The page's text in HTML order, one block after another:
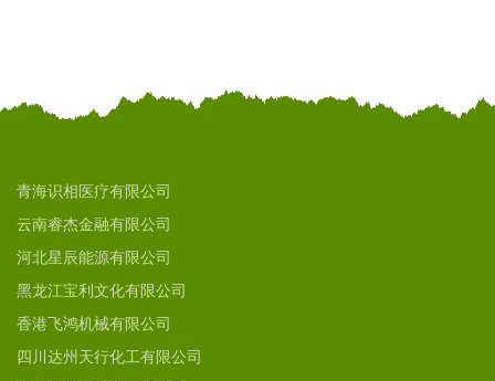
青海识相医疗有限公司
云南睿杰金融有限公司
河北星辰能源有限公司
黑龙江宝利文化有限公司
香港飞鸿机械有限公司
四川达州天行化工有限公司